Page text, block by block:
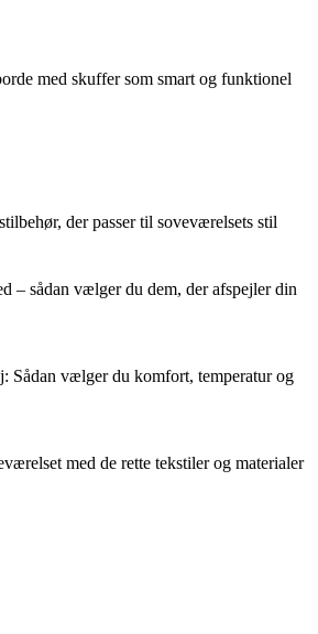
med skuffer som smart og funktionel
der passer til soveværelsets stil
– sådan vælger du dem, der afspejler din
Sådan vælger du komfort, temperatur og
med de rette tekstiler og materialer